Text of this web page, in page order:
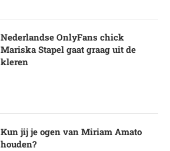
Nederlandse OnlyFans chick
Mariska Stapel gaat graag uit de
kleren
Kun jij je ogen van Miriam Amato
houden?